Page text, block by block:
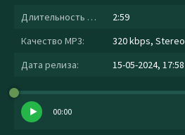
Длительность MP3:
2:59
Качество MP3:
320 kbps, Stereo
Дата релиза:
15-05-2024, 17:58
00:00